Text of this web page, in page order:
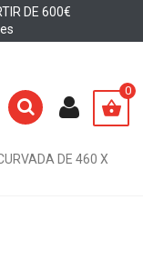
DE 600€
0
DE 460 X